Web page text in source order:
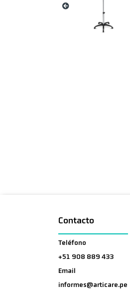
Contacto
Teléfono
+51 908 889 433
Email
informes@articare.pe